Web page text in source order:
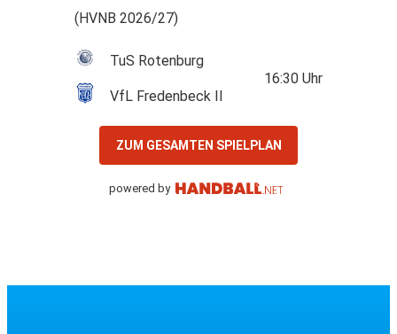
(HVNB 2026/27)
TuS Rotenburg
VfL Fredenbeck II
16:30Uhr
ZUM GESAMTEN SPIELPLAN
powered by